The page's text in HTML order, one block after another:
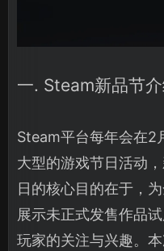
一. Steam新品节
Steam平台每年会在2
大型的游戏节日活动
日的核心目的在于，
展示未正式发售作品
玩家的关注与兴趣。